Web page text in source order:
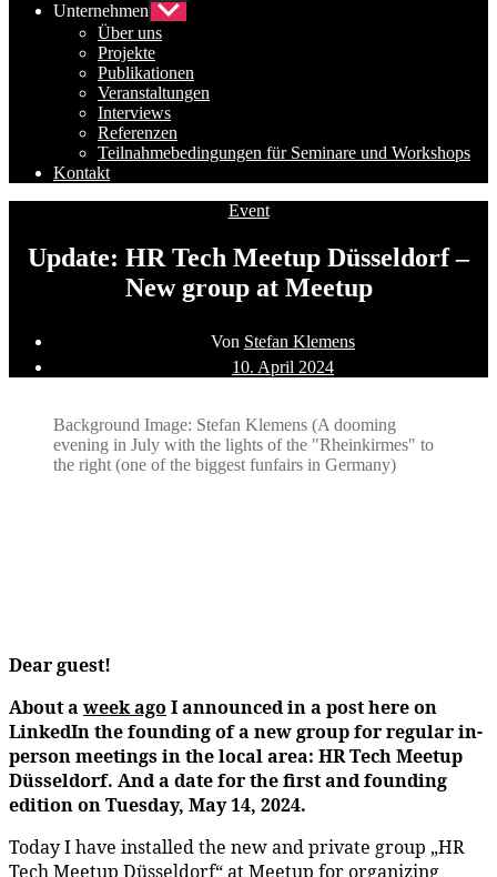
Unternehmen Untermenü
anzeigen
Über uns
Projekte
Publikationen
Veranstaltungen
Interviews
Referenzen
Teilnahmebedingungen für Seminare und Workshops
Kontakt
Kategorien
Event
Update: HR Tech Meetup Düsseldorf –
New group at Meetup
Beitragsautor
Von Stefan Klemens
Beitragsdatum
10. April 2024
Background Image: Stefan Klemens (A dooming
evening in July with the lights of the "Rheinkirmes" to
the right (one of the biggest funfairs in Germany)
Dear guest!
About a week ago I announced in a post here on
LinkedIn the founding of a new group for regular in-
person meetings in the local area: HR Tech Meetup
Düsseldorf. And a date for the first and founding
edition on Tuesday, May 14, 2024.
Today I have installed the new and private group „HR
Tech Meetup Düsseldorf“ at Meetup for organizing